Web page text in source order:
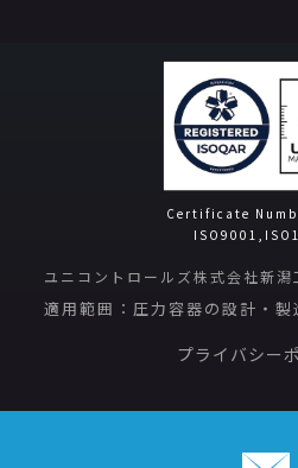
Certificate
ユニコントロールズ株式会社新潟
適用範囲：圧力容器の設計・
プライバシー